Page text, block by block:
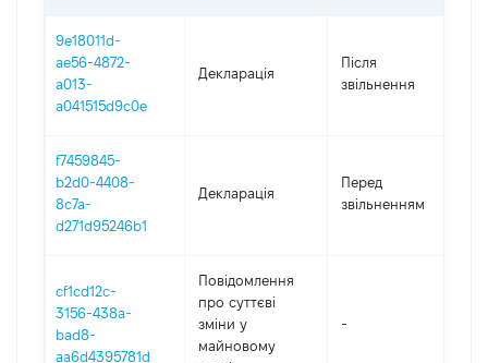
9e18011d-
ae56-4872-
a013-
a041515d9c0e
Декларація
Після
звільнення
f7459845-
b2d0-4408-
8c7a-
d271d95246b1
Декларація
Перед
звільненням
cf1cd12c-
3156-438a-
bad8-
aa6d4395781d
Повідомлення
про суттєві
зміни y
майновому
-